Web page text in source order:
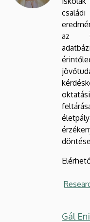
az
Gál